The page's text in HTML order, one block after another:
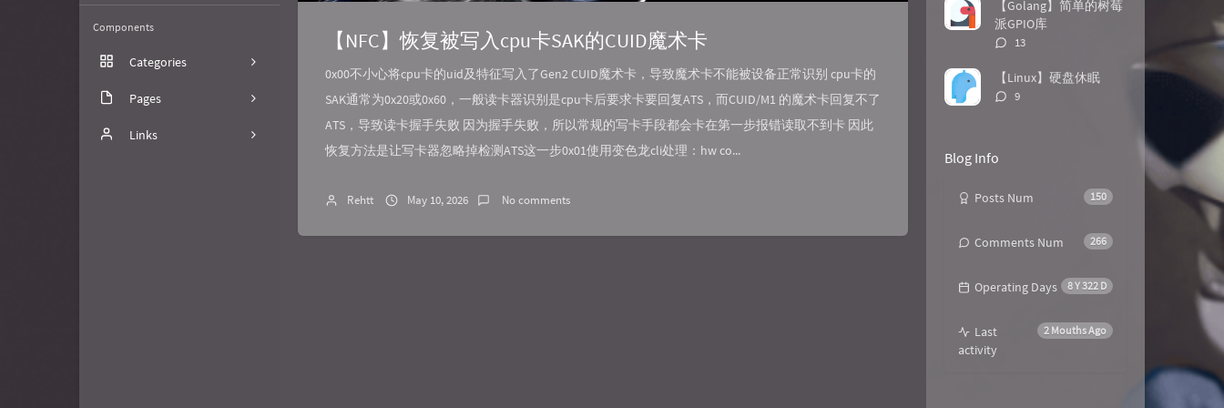
Components
Categories
3
笔记
Pages
关于Links
【NFC】恢复被写入cpu卡SAK的CUID魔术卡
0x00不小心将cpu卡的uid及特征写入了Gen2 CUID魔术卡，导致魔术卡不能被设备正常识别 cpu卡的
SAK通常为0x20或0x60，一般读卡器识别是cpu卡后要求卡要回复ATS，而CUID/M1 的魔术卡回复不了
ATS，导致读卡握手失败 因为握手失败，所以常规的写卡手段都会卡在第一步报错读取不到卡 因此
恢复方法是让写卡器忽略掉检测ATS这一步0x01使用变色龙cli处理：hw co...
Rehtt May 10, 2026 No comments
【Golang】简单的树莓
派GPIO库
评
数：
13
【Linux】硬盘休眠
评
9
Blog Info
150
Posts Num
266
Comments Num
8 Y 322 D
Operating Days
2 Mouths Ago
Last
activity